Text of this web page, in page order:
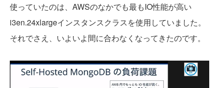
使っていたのは、AWSのなかでも最もIO性能が高い
i3en.24xlargeインスタンスクラスを使用していました。
それでさえ、いよいよ間に合わなくなってきたのです。